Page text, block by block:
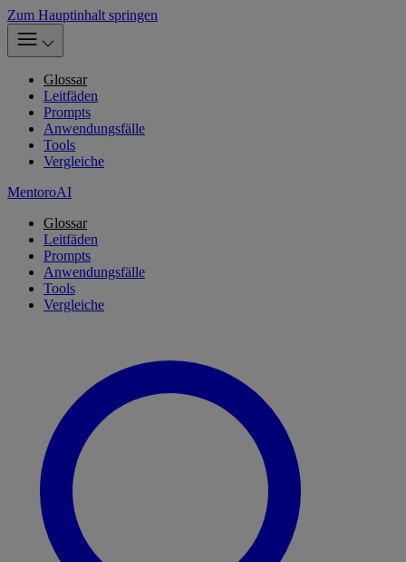
Zum Hauptinhalt springen
Glossar
Leitfäden
Prompts
Anwendungsfälle
Tools
Vergleiche
MentoroAI
Glossar
Leitfäden
Prompts
Anwendungsfälle
Tools
Vergleiche